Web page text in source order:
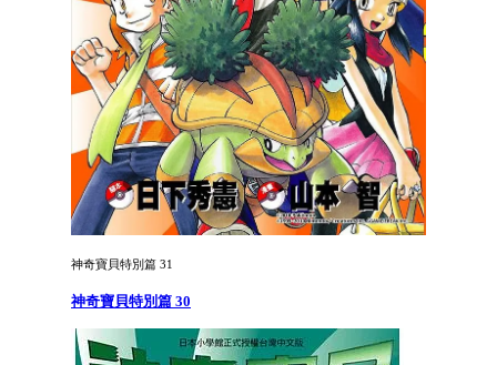
神奇寶貝特別篇 31
神奇寶貝特別篇 30